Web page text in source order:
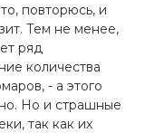
повторюсь, и
Тем не менее,
ряд
количества
- а этого
Но и страшные
так как их